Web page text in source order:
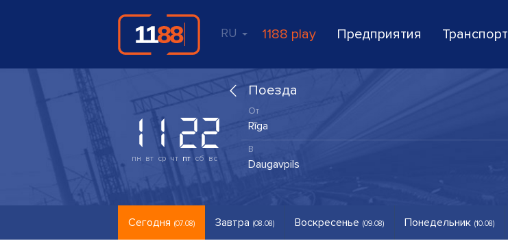
RU 1188 play Предприятия Транспорт
Поезда
пн вт ср чт пт сб вс
Сегодня (07.08) Завтра (08.08) Воскресенье (09.08) Понедельник (10.08)